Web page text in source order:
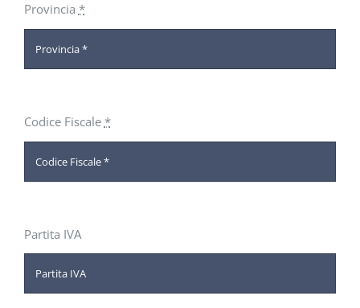
Provincia *
Codice Fiscale *
Partita IVA